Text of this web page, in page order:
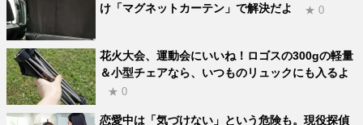
け「マグネットカーテン」で解決だよ
★ 0
花火大会、運動会にいいね！ロゴスの300gの軽量
＆小型チェアなら、いつものリュックにも入るよ
★ 0
恋愛中は「気づけない」という危険も。現役探偵